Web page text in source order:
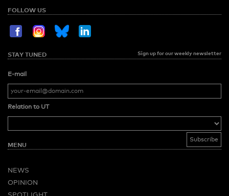
FOLLOW US
STAY TUNED Sign up for our weekly newsletter
E-mail
Relation to UT
MENU
NEWS
OPINION
SPOTLIGHT